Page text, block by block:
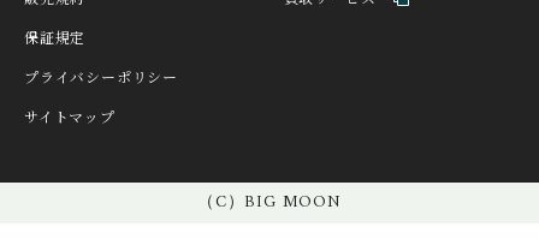
JAEGER LE COULTRE
ジャガー・ルクルト
ジャン・クロード ペラ
JEANRICHARD
ジャンリシャール
保証規定
プライバシーポリシー
サイトマップ
（C）BIG MOON